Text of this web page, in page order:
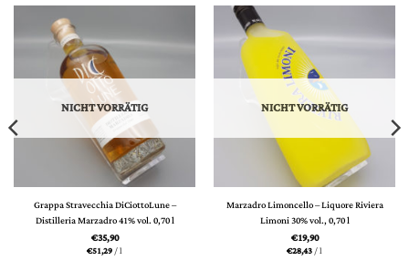
NICHT VORRÄTIG
Grappa Stravecchia DiCiottoLune –
Distilleria Marzadro 41% vol. 0,70 l
€35,90
€51,29/l
NICHT VORRÄTIG
Marzadro Limoncello – Liquore Riviera
Limoni 30% vol., 0,70 l
€19,90
€28,43/l